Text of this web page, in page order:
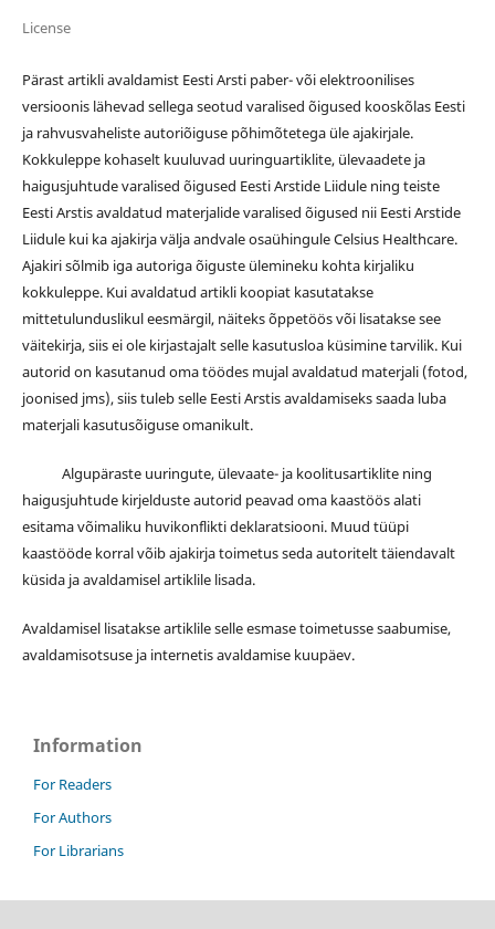
License
Pärast artikli avaldamist Eesti Arsti paber- või elektroonilises
versioonis lähevad sellega seotud varalised õigused kooskõlas Eesti
ja rahvusvaheliste autoriõiguse põhimõtetega üle ajakirjale.
Kokkuleppe kohaselt kuuluvad uuringuartiklite, ülevaadete ja
haigusjuhtude varalised õigused Eesti Arstide Liidule ning teiste
Eesti Arstis avaldatud materjalide varalised õigused nii Eesti Arstide
Liidule kui ka ajakirja välja andvale osaühingule Celsius Healthcare.
Ajakiri sõlmib iga autoriga õiguste ülemineku kohta kirjaliku
kokkuleppe. Kui avaldatud artikli koopiat kasutatakse
mittetulunduslikul eesmärgil, näiteks õppetöös või lisatakse see
väitekirja, siis ei ole kirjastajalt selle kasutusloa küsimine tarvilik. Kui
autorid on kasutanud oma töödes mujal avaldatud materjali (fotod,
joonised jms), siis tuleb selle Eesti Arstis avaldamiseks saada luba
materjali kasutusõiguse omanikult.
Algupäraste uuringute, ülevaate- ja koolitusartiklite ning
haigusjuhtude kirjelduste autorid peavad oma kaastöös alati
esitama võimaliku huvikonflikti deklaratsiooni. Muud tüüpi
kaastööde korral võib ajakirja toimetus seda autoritelt täiendavalt
küsida ja avaldamisel artiklile lisada.
Avaldamisel lisatakse artiklile selle esmase toimetusse saabumise,
avaldamisotsuse ja internetis avaldamise kuupäev.
Information
For Readers
For Authors
For Librarians